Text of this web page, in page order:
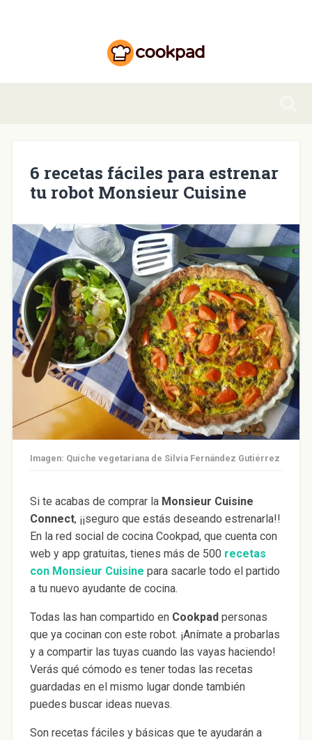
6 recetas fáciles para estrenar
tu robot Monsieur Cuisine
Imagen: Quiche vegetariana de Silvia Fernández Gutiérrez
Si te acabas de comprar la Monsieur Cuisine
Connect, ¡¡seguro que estás deseando estrenarla!!
En la red social de cocina Cookpad, que cuenta con
web y app gratuitas, tienes más de 500 recetas
con Monsieur Cuisine para sacarle todo el partido
a tu nuevo ayudante de cocina.
Todas las han compartido en Cookpadpersonas
que ya cocinan con este robot. ¡Anímate a probarlas
y a compartir las tuyas cuando las vayas haciendo!
Verás qué cómodo es tener todas las recetas
guardadas en el mismo lugar donde también
puedes buscar ideas nuevas.
Son recetas fáciles y básicas que te ayudarán a